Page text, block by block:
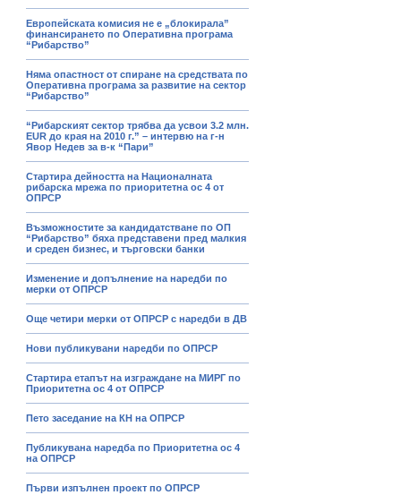
Европейската комисия не е „блокирала”
финансирането по Оперативна програма
“Рибарство”
Няма опастност от спиране на средствата по
Оперативна програма за развитие на сектор
“Рибарство”
“Рибарският сектор трябва да усвои 3.2 млн.
EUR до края на 2010 г.” – интервю на г-н
Явор Недев за в-к “Пари”
Стартира дейността на Националната
рибарска мрежа по приоритетна ос 4 от
ОПРСР
Възможностите за кандидатстване по ОП
“Рибарство” бяха представени пред малкия
и среден бизнес, и търговски банки
Изменение и допълнение на наредби по
мерки от ОПРСР
Още четири мерки от ОПРСР с наредби в ДВ
Нови публикувани наредби по ОПРСР
Стартира етапът на изграждане на МИРГ по
Приоритетна ос 4 от ОПРСР
Пето заседание на КН на ОПРСР
Публикувана наредба по Приоритетна ос 4
на ОПРСР
Първи изпълнен проект по ОПРСР